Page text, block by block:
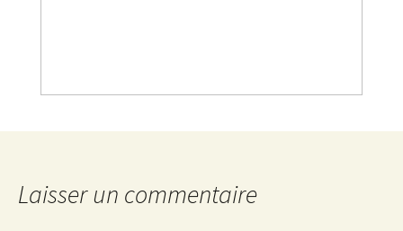
Laisser un commentaire